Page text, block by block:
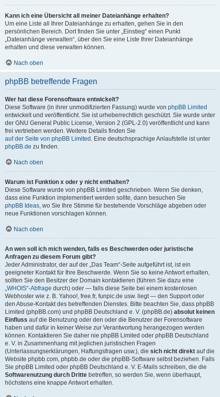
Kann ich eine Übersicht all meiner Dateianhänge erhalten?
Um eine Liste all Ihrer Dateianhänge zu erhalten, gehen Sie in den
persönlichen Bereich. Dort finden Sie unter „Einstieg“ einen Punkt
„Dateianhänge verwalten“, über den Sie eine Liste Ihrer Dateianhänge
erhalten und diese verwalten können.
Nach oben
phpBB betreffende Fragen
Wer hat diese Forensoftware entwickelt?
Diese Software (in ihrer unmodifizierten Fassung) wurde von phpBB Limited
entwickelt und veröffentlicht. Sie ist urheberrechtlich geschützt. Sie wurde unter
der GNU General Public License, Version 2 (GPL-2.0) veröffentlicht und kann
frei vertrieben werden. Weitere Details finden Sie
auf der Seite von phpBB Limited . Eine deutschsprachige Anlaufstelle ist unter
phpBB.de zu finden.
Nach oben
Warum ist Funktion x oder y nicht enthalten?
Diese Software wurde von phpBB Limited geschrieben. Wenn Sie denken,
dass eine Funktion implementiert werden sollte, dann besuchen Sie
phpBB Ideas, wo Sie Ihre Stimme für bestehende Vorschläge abgeben oder
neue Funktionen vorschlagen können.
Nach oben
An wen soll ich mich wenden, falls es Beschwerden oder juristische
Anfragen zu diesem Forum gibt?
Jeder Administrator, der auf der „Das Team“-Seite aufgeführt ist, ist ein
geeigneter Kontakt für Ihre Beschwerde. Wenn Sie so keine Antwort erhalten,
sollten Sie den Besitzer der Domain kontaktieren (führen Sie dazu eine
„WHOIS“-Abfrage durch) oder — falls diese Seite bei einem kostenlosen
Webhoster wie z. B. Yahoo!, free.fr, funpic.de usw. liegt — den Support oder
den Abuse-Kontakt des betreffenden Dienstes. Bitte beachten Sie, dass phpBB
Limited (phpBB.com) und phpBB Deutschland e. V. (phpBB.de) absolut keinen
Einfluss auf die Benutzung oder den oder die Benutzer der Forensoftware
haben und dafür in keiner Weise zur Verantwortung herangezogen werden
können. Kontaktieren Sie daher nie phpBB Limited oder phpBB Deutschland
e. V. in Zusammenhang mit jeglichen juristischen Fragen
(Unterlassungserklärungen, Haftungsfragen usw.), die sich nicht direkt auf die
Website phpbb.com, phpbb.de oder die phpBB-Software selbst beziehen. Falls
Sie phpBB Limited oder phpBB Deutschland e. V. E-Mails schreiben, die die
Softwarenutzung durch Dritte betreffen, so werden Sie, wenn überhaupt,
höchstens eine knappe Antwort erhalten.